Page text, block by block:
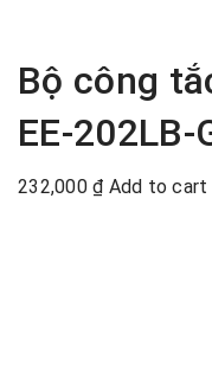
Bộ công
EE-202LB-
232,000 ₫ Add to cart